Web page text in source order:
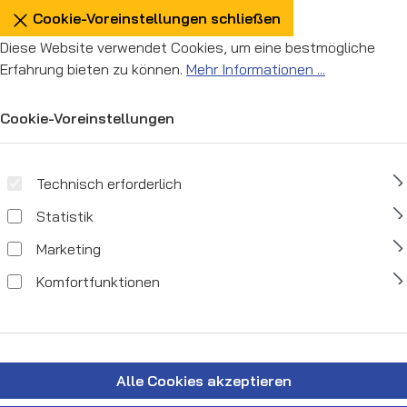
Cookie-Voreinstellungen schließen
Diese Website verwendet Cookies, um eine bestmögliche
Erfahrung bieten zu können. Mehr Informationen ...
Cookie-Voreinstellungen
Technisch erforderlich
Statistik
Marketing
Komfortfunktionen
Alle Cookies akzeptieren